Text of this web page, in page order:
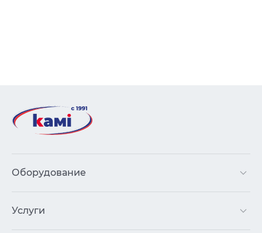
Оборудование
Услуги